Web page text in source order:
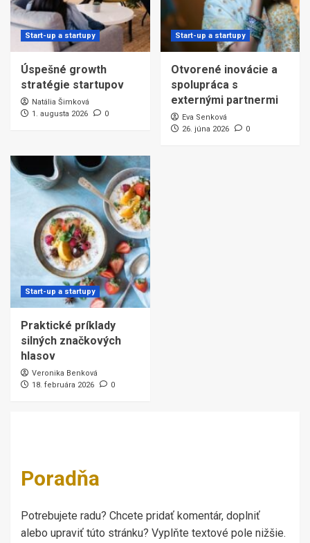
Start-up a startupy
Úspešné growth
stratégie startupov
Natália Šimková
1. augusta 2026
0
Start-up a startupy
Otvorené inovácie a
spolupráca s
externými partnermi
Eva Senková
26. júna 2026
0
Start-up a startupy
Praktické príklady
silných značkových
hlasov
Veronika Benková
18. februára 2026
0
Poradňa
Potrebujete radu? Chcete pridať komentár, doplniť
alebo upraviť túto stránku? Vyplňte textové pole nižšie.